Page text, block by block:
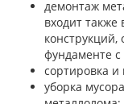
демонтаж
входит
фундаменте
сортировка и
уборка